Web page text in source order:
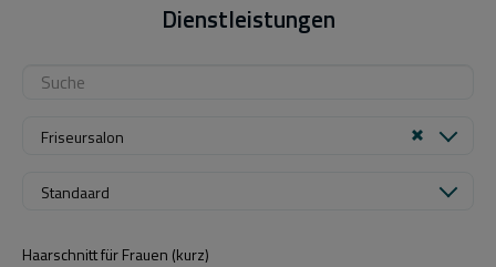
Dienstleistungen
Friseursalon
Standaard
Haarschnitt für Frauen (kurz)